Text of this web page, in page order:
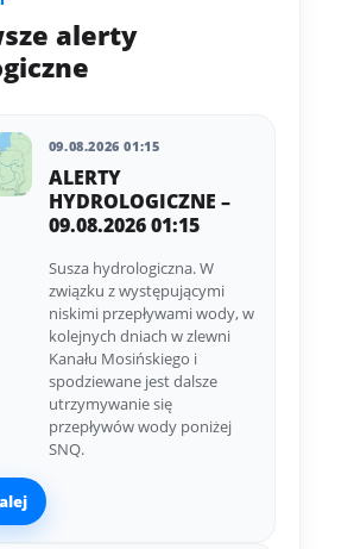
alerty
09.08.2026 01:15
ALERTY
HYDROLOGICZNE –
09.08.2026 01:15
Susza hydrologiczna. W
związku z występującymi
niskimi przepływami wody, w
kolejnych dniach w zlewni
Kanału Mosińskiego i
spodziewane jest dalsze
utrzymywanie się
przepływów wody poniżej
SNQ.